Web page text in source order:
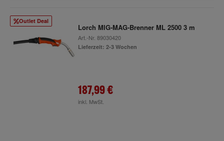
Outlet Deal
Lorch MIG-MAG-Brenner ML 2500 3 m
Art.-Nr. 89030420
Lieferzeit: 2-3 Wochen
187,99 €
inkl. MwSt.